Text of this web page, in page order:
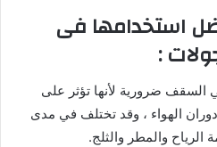
استخدامها فى
:
السقف ضرورية لأنها تؤثر على
الهواء ، وقد تختلف في مدى
الرياح والمطر والثلج.